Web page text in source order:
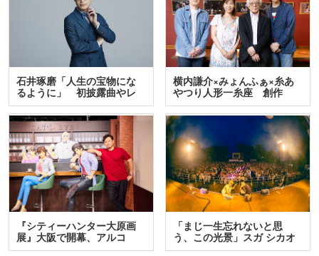
石井琢磨「人生の宝物にな
るように」 初披露曲やレ
ア…
横内謙介×みょんふぁ×糸あ
やつり人形一糸座 創作
人…
『シティーハンター大原画
展』大阪で開幕、アルコ
＆…
「まじ一生忘れないと思
う、この光景」スガ シカオ
と…